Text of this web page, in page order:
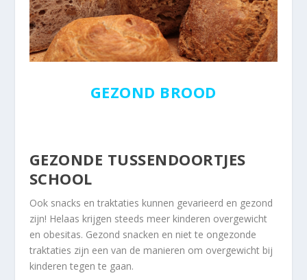
GEZOND BROOD
GEZONDE TUSSENDOORTJES
SCHOOL
Ook snacks en traktaties kunnen gevarieerd en gezond
zijn! Helaas krijgen steeds meer kinderen overgewicht
en obesitas. Gezond snacken en niet te ongezonde
traktaties zijn een van de manieren om overgewicht bij
kinderen tegen te gaan.